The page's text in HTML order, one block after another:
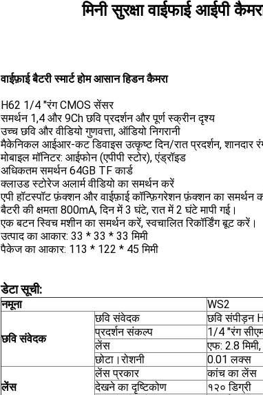
मिनी सुरक्षा वाईफाई आईपी
वाईफ़ाई बैटरी स्मार्ट होम आसान हिडन कैमरा
H62 1/4 "रंग CMOS सेंसर
समर्थन 1,4 और 9Ch छवि प्रदर्शन और पूर्ण स्क्रीन दृश्य
उच्च छवि और वीडियो गुणवत्ता, ऑडियो निगरानी
मैकेनिकल आईआर-कट डिवाइस उत्कृष्ट दिन/रात प्रदर्शन, शानदार
मोबाइल मॉनिटर: आईफोन (एपीपी स्टोर), एंड्रॉइड
अधिकतम समर्थन 64GB TF कार्ड
क्लाउड स्टोरेज अलार्म वीडियो का समर्थन करें
एपी हॉटस्पॉट फ़ंक्शन और वाईफ़ाई कॉन्फ़िगरेशन फ़ंक्शन का समर्थन
बैटरी की क्षमता 800mA, दिन में 3 घंटे, रात में 2 घंटे मापी गई।
एक बटन स्विच मशीन का समर्थन करें, स्वचालित रिकॉर्डिंग बूट करें।
उत्पाद का आकार: 33 * 33 * 33 मिमी
पैकेज का आकार: 113 * 122 * 45 मिमी
डेटा सूची:
नमूना WS2
छवि संवेदक
छवि संवेदक
छवि संपीड़न
प्रदर्शन संकल्प
1/4 "रंग
लेंस
एफ: 2.8
छोटा।रोशनी
0.01 लक्स
लेंस
लेंस प्रकार
कांच का लेंस
देखने का दृष्टिकोण
१२० डिग्री